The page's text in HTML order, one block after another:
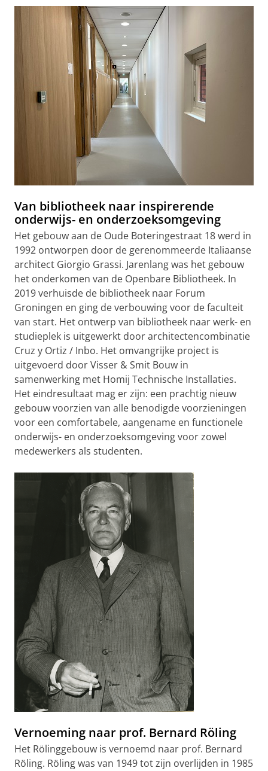
Van bibliotheek naar inspirerende
onderwijs- en onderzoeksomgeving
Het gebouw aan de Oude Boteringestraat 18 werd in
1992 ontworpen door de gerenommeerde Italiaanse
architect Giorgio Grassi. Jarenlang was het gebouw
het onderkomen van de Openbare Bibliotheek. In
2019 verhuisde de bibliotheek naar Forum
Groningen en ging de verbouwing voor de faculteit
van start. Het ontwerp van bibliotheek naar werk- en
studieplek is uitgewerkt door architectencombinatie
Cruz y Ortiz / Inbo. Het omvangrijke project is
uitgevoerd door Visser & Smit Bouw in
samenwerking met Homij Technische Installaties.
Het eindresultaat mag er zijn: een prachtig nieuw
gebouw voorzien van alle benodigde voorzieningen
voor een comfortabele, aangename en functionele
onderwijs- en onderzoeksomgeving voor zowel
medewerkers als studenten.
Vernoeming naar prof. Bernard Röling
Het Rölinggebouw is vernoemd naar prof. Bernard
Röling. Röling was van 1949 tot zijn overlijden in 1985